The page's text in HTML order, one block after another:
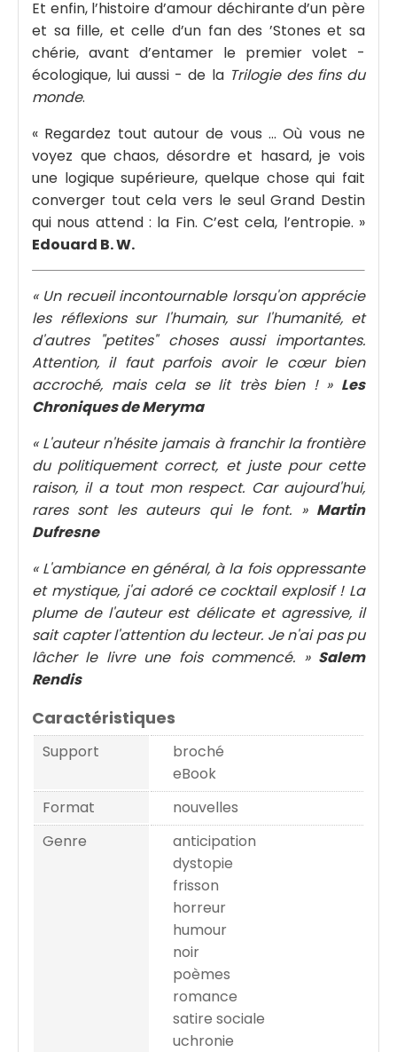
Et enfin, l’histoire d’amour déchirante d’un père
et sa fille, et celle d’un fan des ’Stones et sa
chérie, avant d’entamer le premier volet -
écologique, lui aussi - de la Trilogie des fins du
monde.
« Regardez tout autour de vous ... Où vous ne
voyez que chaos, désordre et hasard, je vois
une logique supérieure, quelque chose qui fait
converger tout cela vers le seul Grand Destin
qui nous attend : la Fin. C’est cela, l’entropie. »
Edouard B. W.
« Un recueil incontournable lorsqu'on apprécie
les réflexions sur l'humain, sur l'humanité, et
d'autres "petites" choses aussi importantes.
Attention, il faut parfois avoir le cœur bien
accroché, mais cela se lit très bien ! » Les
Chroniques de Meryma
« L'auteur n'hésite jamais à franchir la frontière
du politiquement correct, et juste pour cette
raison, il a tout mon respect. Car aujourd'hui,
rares sont les auteurs qui le font. » Martin
Dufresne
« L'ambiance en général, à la fois oppressante
et mystique, j'ai adoré ce cocktail explosif ! La
plume de l'auteur est délicate et agressive, il
sait capter l'attention du lecteur. Je n'ai pas pu
lâcher le livre une fois commencé. » Salem
Rendis
Caractéristiques
Support
broché
eBook
Format
nouvelles
Genre
anticipation
dystopie
frisson
horreur
humour
noir
poèmes
romance
satire sociale
uchronie